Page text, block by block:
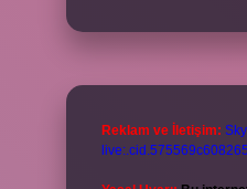
Reklam ve İletişim: